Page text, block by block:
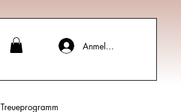
Anmelden
Treueprogramm